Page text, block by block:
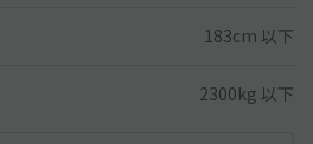
183cm 以下
2300kg 以下